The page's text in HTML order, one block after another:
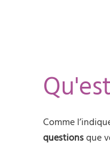
Comme
questionsque